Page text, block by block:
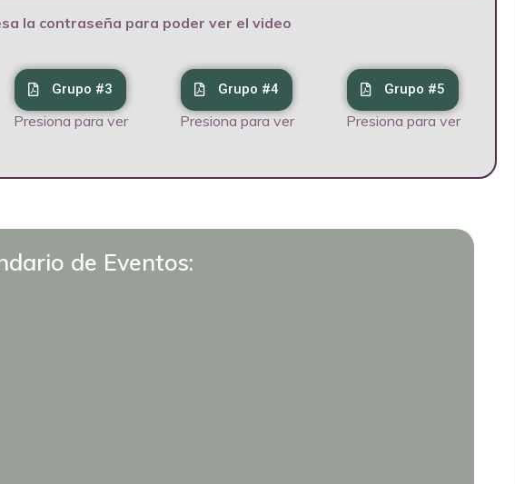
la contraseña para poder ver el video
Grupo #3
Presiona para ver
Grupo #4
Presiona para ver
Grupo #5
Presiona para ver
de Eventos: